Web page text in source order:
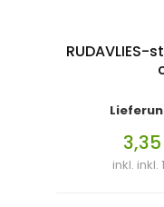
inkl. inkl.